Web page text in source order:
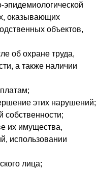
оказывающих
объектов,
об охране труда,
а также наличии
этих нарушений;
собственности;
их имущества,
использовании
лица;